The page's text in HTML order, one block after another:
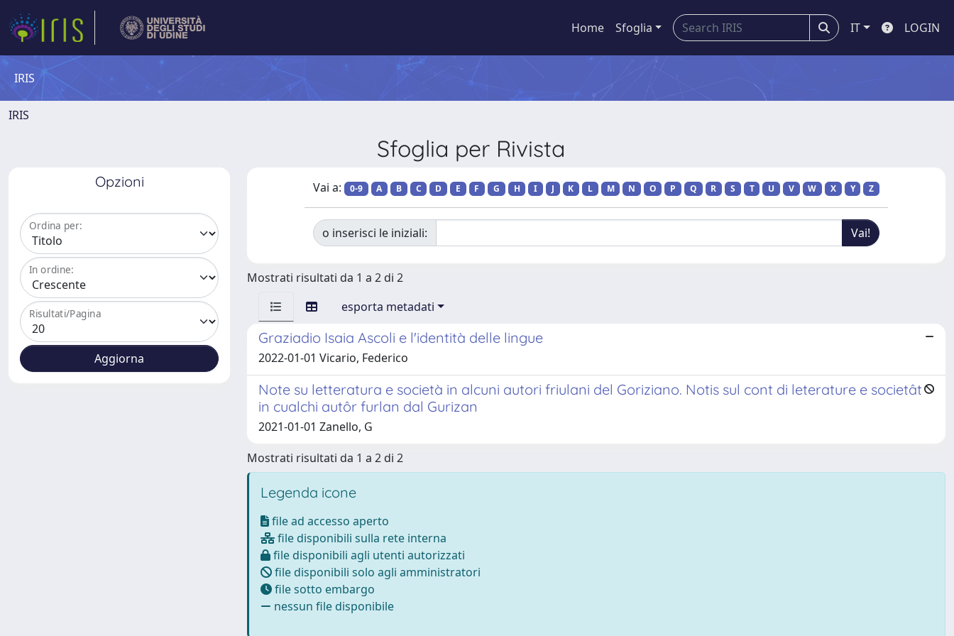
Home Sfoglia IT LOGIN
IRIS
IRIS
Sfoglia per Rivista
Opzioni
Ordina per:
In ordine:
Risultati/Pagina
Vai a: 0-9 A B C D E F G H I J K L M N O P Q R S T U V W X Y Z
o inserisci le iniziali:
Mostrati risultati da 1 a 2 di 2
esporta metadati
Graziadio Isaia Ascoli e l'identità delle lingue
2022-01-01 Vicario, Federico
Note su letteratura e società in alcuni autori friulani del Goriziano. Notis sul cont di leterature e societât
in cualchi autôr furlan dal Gurizan
2021-01-01 Zanello, G
Mostrati risultati da 1 a 2 di 2
Legenda icone
file ad accesso aperto
file disponibili sulla rete interna
file disponibili agli utenti autorizzati
file disponibili solo agli amministratori
file sotto embargo
nessun file disponibile